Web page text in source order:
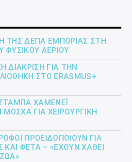
ΤΗΣ ΔΕΠΑ ΕΜΠΟΡΊΑΣ ΣΤΗ
ΦΥΣΙΚΟΎ ΑΕΡΊΟΥ
ΔΙΆΚΡΙΣΗ ΓΙΑ ΤΗΝ
ΣΤΟ ERASMUS+
ΧΑΜΕΝΕΪ́
ΓΙΑ ΧΕΙΡΟΥΡΓΙΚΉ
ΠΡΟΕΙΔΟΠΟΙΟΎΝ ΓΙΑ
ΚΑΙ ΦΈΤΑ – «ΈΧΟΥΝ ΧΑΘΕΊ